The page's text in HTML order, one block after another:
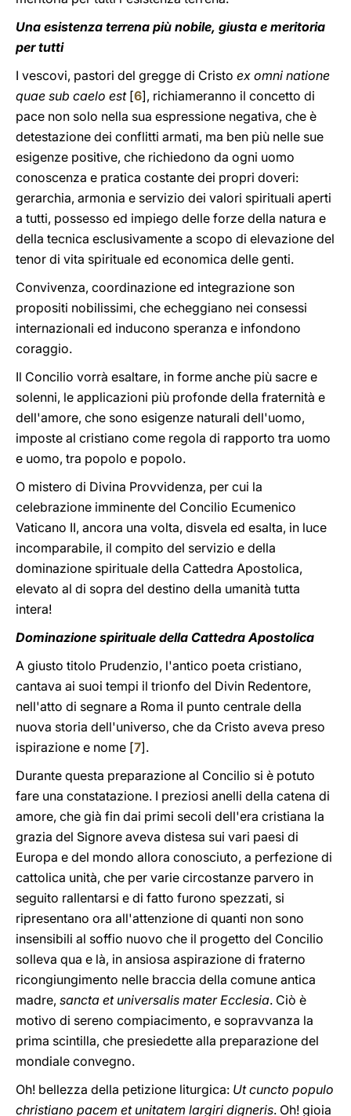
Una esistenza terrena più nobile, giusta e meritoria
per tutti
I vescovi, pastori del gregge di Cristo ex omni natione
quae sub caelo est [6], richiameranno il concetto di
pace non solo nella sua espressione negativa, che è
detestazione dei conflitti armati, ma ben più nelle sue
esigenze positive, che richiedono da ogni uomo
conoscenza e pratica costante dei propri doveri:
gerarchia, armonia e servizio dei valori spirituali aperti
a tutti, possesso ed impiego delle forze della natura e
della tecnica esclusivamente a scopo di elevazione del
tenor di vita spirituale ed economica delle genti.
Convivenza, coordinazione ed integrazione son
propositi nobilissimi, che echeggiano nei consessi
internazionali ed inducono speranza e infondono
coraggio.
Il Concilio vorrà esaltare, in forme anche più sacre e
solenni, le applicazioni più profonde della fraternità e
dell'amore, che sono esigenze naturali dell'uomo,
imposte al cristiano come regola di rapporto tra uomo
e uomo, tra popolo e popolo.
O mistero di Divina Provvidenza, per cui la
celebrazione imminente del Concilio Ecumenico
Vaticano II, ancora una volta, disvela ed esalta, in luce
incomparabile, il compito del servizio e della
dominazione spirituale della Cattedra Apostolica,
elevato al di sopra del destino della umanità tutta
intera!
Dominazione spirituale della Cattedra Apostolica
A giusto titolo Prudenzio, l'antico poeta cristiano,
cantava ai suoi tempi il trionfo del Divin Redentore,
nell'atto di segnare a Roma il punto centrale della
nuova storia dell'universo, che da Cristo aveva preso
ispirazione e nome [7].
Durante questa preparazione al Concilio si è potuto
fare una constatazione. I preziosi anelli della catena di
amore, che già fin dai primi secoli dell'era cristiana la
grazia del Signore aveva distesa sui vari paesi di
Europa e del mondo allora conosciuto, a perfezione di
cattolica unità, che per varie circostanze parvero in
seguito rallentarsi e di fatto furono spezzati, si
ripresentano ora all'attenzione di quanti non sono
insensibili al soffio nuovo che il progetto del Concilio
solleva qua e là, in ansiosa aspirazione di fraterno
ricongiungimento nelle braccia della comune antica
madre, sancta et universalis mater Ecclesia. Ciò è
motivo di sereno compiacimento, e sopravvanza la
prima scintilla, che presiedette alla preparazione del
mondiale convegno.
Oh! bellezza della petizione liturgica: Ut cuncto populo
christiano pacem et unitatem largiri digneris. Oh! gioia